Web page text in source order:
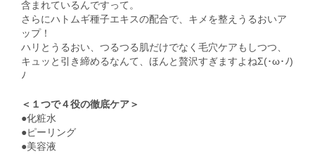
含まれているんですって。
さらにハトムギ種子エキスの配合で、キメを整えうるおいア
ップ！
ハリとうるおい、つるつる肌だけでなく毛穴ケアもしつつ、
キュッと引き締めるなんて、ほんと贅沢すぎますよねΣ(･ω･ﾉ)
ﾉ
＜１つで４役の徹底ケア＞
●化粧水
●ピーリング
●美容液